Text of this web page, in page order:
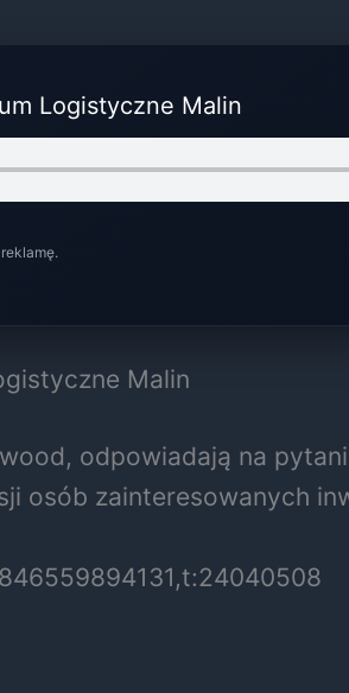
Logistyczne Malin
Malin
odpowiadają na
osób zainteresowanych